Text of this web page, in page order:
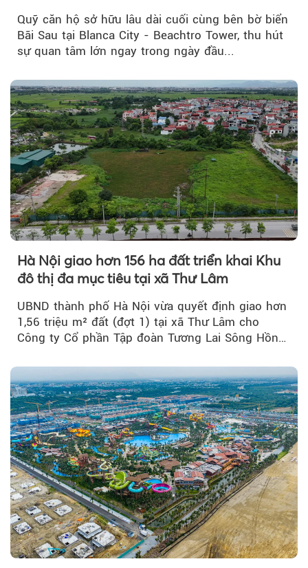
Quỹ căn hộ sở hữu lâu dài cuối cùng bên bờ biển
Bãi Sau tại Blanca City - Beachtro Tower, thu hút
sự quan tâm lớn ngay trong ngày đầu...
Hà Nội giao hơn 156 ha đất triển khai Khu
đô thị đa mục tiêu tại xã Thư Lâm
UBND thành phố Hà Nội vừa quyết định giao hơn
1,56 triệu m² đất (đợt 1) tại xã Thư Lâm cho
Công ty Cổ phần Tập đoàn Tương Lai Sông Hồng